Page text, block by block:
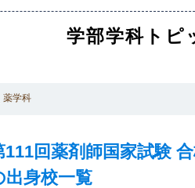
学部学科トピ
薬学科
111回薬剤師国家試験
出身校一覧